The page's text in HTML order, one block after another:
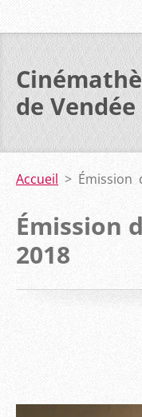
de Vendée
Accueil > Émission
Émission
2018